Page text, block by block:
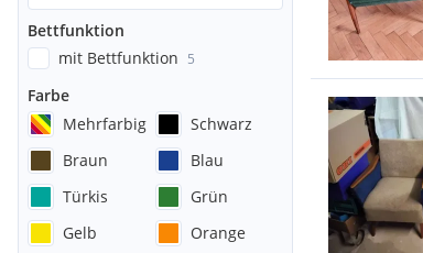
Bettfunktion
mit Bettfunktion 5
Farbe
Mehrfarbig
Schwarz
Braun
Blau
Türkis
Grün
Gelb
Orange